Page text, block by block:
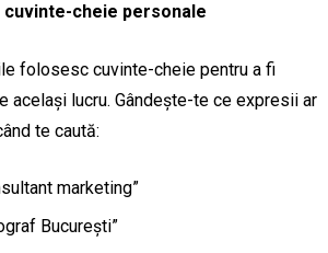
cuvinte-cheie personale
folosesc cuvinte-cheie pentru a fi
același lucru. Gândește-te ce expresii ar
te caută:
marketing”
București”